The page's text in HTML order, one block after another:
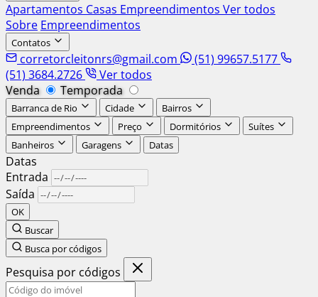
Apartamentos Casas Empreendimentos Ver todos
Sobre Empreendimentos
Contatos
corretorcleitonrs@gmail.com
(51) 99657.5177
(51) 3684.2726
Ver todos
Venda
Temporada
Barranca de Rio Cidade
Bairros
Empreendimentos
Preço Dormitórios
Suítes
Banheiros
Garagens
Datas
Entrada
Saída
OK
Buscar
Busca por códigos
Pesquisa por códigos